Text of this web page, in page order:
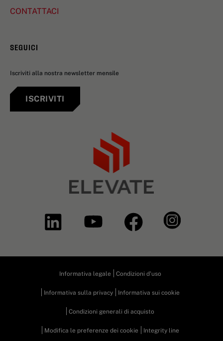
CONTATTACI
SEGUICI
Iscriviti alla nostra newsletter mensile
ISCRIVITI
Informativa legale Condizioni d'uso
Informativa sulla privacy Informativa sui cookie
Condizioni generali di acquisto
Modifica le preferenze dei cookie Integrity line